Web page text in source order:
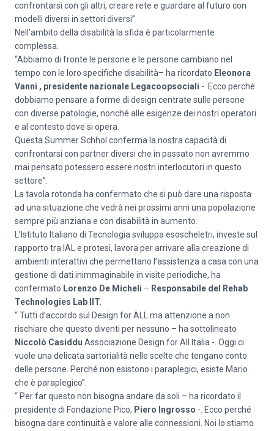
confrontarsi con gli altri, creare rete e guardare al futuro con
modelli diversi in settori diversi”.
Nell’ambito della disabilità la sfida è particolarmente
complessa.
“Abbiamo di fronte le persone e le persone cambiano nel
tempo con le loro specifiche disabilità– ha ricordato Eleonora
Vanni , presidente nazionale Legacoopsociali -. Ecco perché
dobbiamo pensare a forme di design centrate sulle persone
con diverse patologie, nonché alle esigenze dei nostri operatori
e al contesto dove si opera.
Questa Summer Schhol conferma la nostra capacità di
confrontarsi con partner diversi che in passato non avremmo
mai pensato potessero essere nostri interlocutori in questo
settore”.
La tavola rotonda ha confermato che si può dare una risposta
ad una situazione che vedrà nei prossimi anni una popolazione
sempre più anziana e con disabilità in aumento.
L’Istituto Italiano di Tecnologia sviluppa esoscheletri, investe sul
rapporto tra IAL e protesi, lavora per arrivare alla creazione di
ambienti interattivi che permettano l’assistenza a casa con una
gestione di dati inimmaginabile in visite periodiche, ha
confermato Lorenzo De Micheli – Responsabile del Rehab
Technologies Lab IIT.
“ Tutti d’accordo sul Design for ALL ma attenzione a non
rischiare che questo diventi per nessuno – ha sottolineato
Niccolò Casiddu Associazione Design for All Italia -. Oggi ci
vuole una delicata sartorialità nelle scelte che tengano conto
delle persone. Perché non esistono i paraplegici, esiste Mario
che è paraplegico”.
“ Per far questo non bisogna andare da soli – ha ricordato il
presidente di Fondazione Pico, Piero Ingrosso -. Ecco perché
bisogna dare continuità e valore alle connessioni. Noi lo stiamo